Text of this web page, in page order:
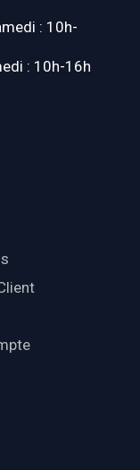
: 10h-
: 10h-16h